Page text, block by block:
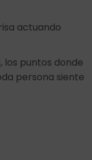
actuando
los puntos donde
persona siente